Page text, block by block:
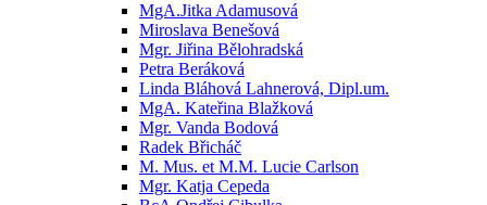
MgA.Jitka Adamusová
Miroslava Benešová
Mgr. Jiřina Bělohradská
Petra Beráková
Linda Bláhová Lahnerová, Dipl.um.
MgA. Kateřina Blažková
Mgr. Vanda Bodová
Radek Břicháč
M. Mus. et M.M. Lucie Carlson
Mgr. Katja Cepeda